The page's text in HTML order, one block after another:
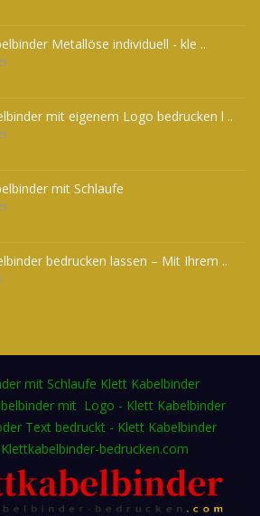
Metallöse individuell - kle ..
mit eigenem Logo bedrucken l ..
mit Schlaufe
bedrucken lassen – Mit Ihrem ..
mit Schlaufe Klett Kabelbinder
mit Logo - Klett Kabelbinder
Text bedruckt - Klett Kabelbinder
bedrucken.com